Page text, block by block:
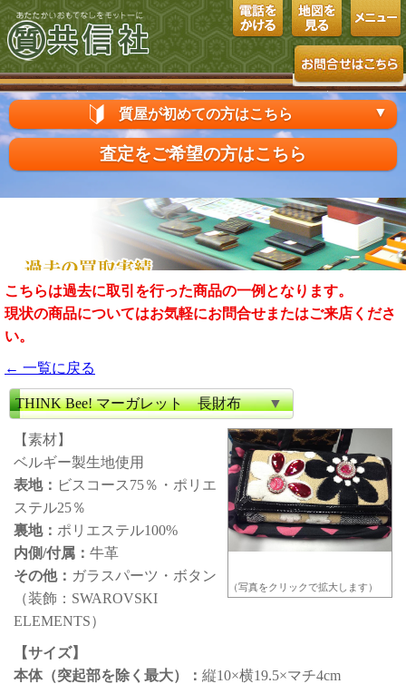
質屋が初めての方はこちら ▼
査定をご希望の方はこちら
こちらは過去に取引を行った商品の一例となります。
現状の商品についてはお気軽にお問合せまたはご来店くださ
い。
← 一覧に戻る
THINK Bee! マーガレット 長財布
（写真をクリックで拡大します）
【素材】
ベルギー製生地使用
表地： ビスコース75％・ポリエ
ステル25％
裏地： ポリエステル100%
内側/付属： 牛革
その他： ガラスパーツ・ボタン
（装飾：SWAROVSKI
ELEMENTS）
【サイズ】
本体（突起部を除く最大）： 縦10×横19.5×マチ4cm